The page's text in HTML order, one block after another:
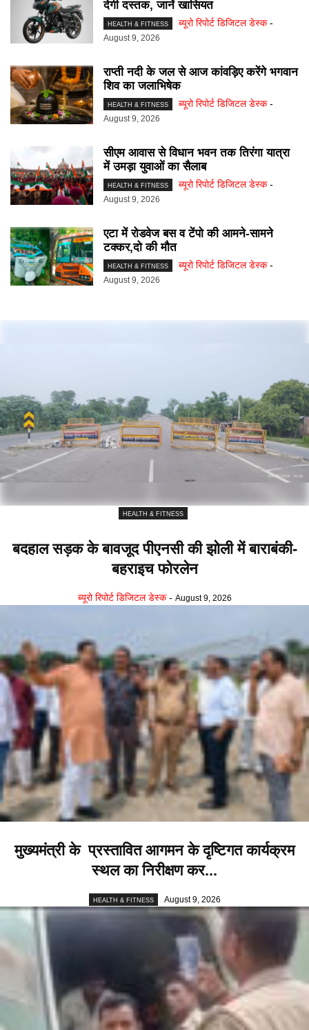
देगी दस्तक, जानें खासियत
HEALTH & FITNESS ब्यूरो रिपोर्ट डिजिटल डेस्क -
August 9, 2026
राप्ती नदी के जल से आज कांवड़िए करेंगे भगवान
शिव का जलाभिषेक
HEALTH & FITNESS ब्यूरो रिपोर्ट डिजिटल डेस्क -
August 9, 2026
सीएम आवास से विधान भवन तक तिरंगा यात्रा
में उमड़ा युवाओं का सैलाब
HEALTH & FITNESS ब्यूरो रिपोर्ट डिजिटल डेस्क -
August 9, 2026
एटा में रोडवेज बस व टेंपो की आमने-सामने
टक्कर,दो की मौत
HEALTH & FITNESS ब्यूरो रिपोर्ट डिजिटल डेस्क -
August 9, 2026
HEALTH & FITNESS
बदहाल सड़क के बावजूद पीएनसी की झोली में बाराबंकी-
बहराइच फोरलेन
ब्यूरो रिपोर्ट डिजिटल डेस्क - August 9, 2026
मुख्यमंत्री के प्रस्तावित आगमन के दृष्टिगत कार्यक्रम
स्थल का निरीक्षण कर...
HEALTH & FITNESS August 9, 2026